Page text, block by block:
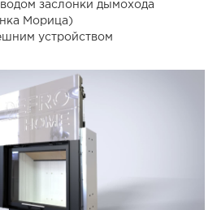
заслонки дымохода
Морица)
устройством